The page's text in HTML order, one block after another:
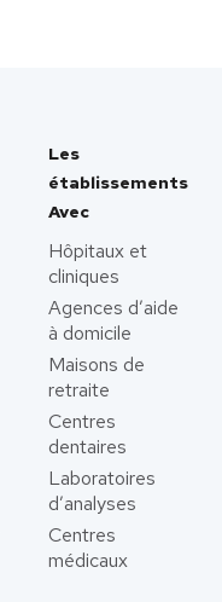
Les
établissements
Avec
Hôpitaux et
cliniques
Agences d’aide
à domicile
Maisons de
retraite
Centres
dentaires
Laboratoires
d’analyses
Centres
médicaux